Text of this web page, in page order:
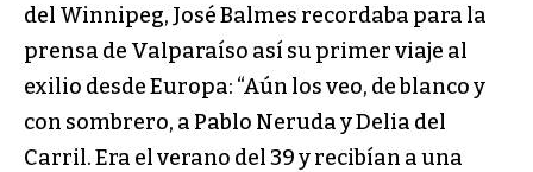
del Winnipeg, José Balmes recordaba para la
prensa de Valparaíso así su primer viaje al
exilio desde Europa: “Aún los veo, de blanco y
con sombrero, a Pablo Neruda y Delia del
Carril. Era el verano del 39 y recibían a una